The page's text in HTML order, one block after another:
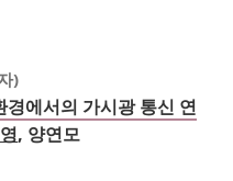
)
에서의 가시광 통신 연
, 양연모